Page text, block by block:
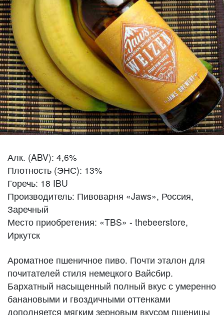
Алк. (ABV): 4,6%
Плотность (ЭНС): 13%
Горечь: 18 IBU
Производитель: Пивоварня «Jaws», Россия,
Заречный
Место приобретения: «TBS» - thebeerstore,
Иркутск
Ароматное пшеничное пиво. Почти эталон для
почитателей стиля немецкого Вайсбир.
Бархатный насыщенный полный вкус с умеренно
банановыми и гвоздичными оттенками
дополняется мягким зерновым вкусом пшеницы